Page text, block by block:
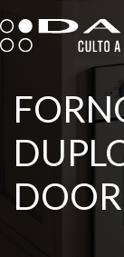
to
content
DOOR